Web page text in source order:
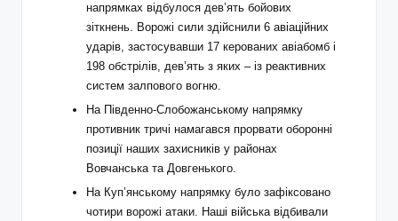
напрямках відбулося дев’ять бойових
зіткнень. Ворожі сили здійснили 6 авіаційних
ударів, застосувавши 17 керованих авіабомб і
198 обстрілів, дев’ять з яких – із реактивних
систем залпового вогню.
На Південно-Слобожанському напрямку
противник тричі намагався прорвати оборонні
позиції наших захисників у районах
Вовчанська та Довгенького.
На Куп’янському напрямку було зафіксовано
чотири ворожі атаки. Наші війська відбивали